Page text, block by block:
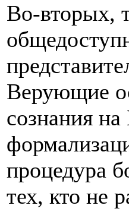
Во-вторых,
Верующие
сознания
процедура
тех, кто не